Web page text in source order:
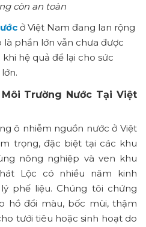
còn an toàn
ở Việt Nam đang lan rộng
phần lớn vẫn chưa được
hệ quả để lại cho sức
Trường Nước Tại Việt
ô nhiễm nguồn nước ở Việt
trọng, đặc biệt tại các khu
nông nghiệp và ven khu
Lộc có nhiều năm kinh
phế liệu. Chúng tôi chứng
hồ đổi màu, bốc mùi, thậm
tưới tiêu hoặc sinh hoạt do